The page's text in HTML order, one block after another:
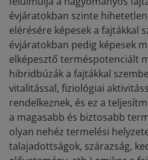
évjáratokban szinte
elérésére képesek a fajtákkal
évjáratokban pedig képesek
elképesztő terméspotenciált
hibridbúzák a fajtákkal
vitalitással, fiziológiai
rendelkeznek, és ez a
a magasabb és biztosabb
olyan nehéz termelési
talajadottságok, szárazság,